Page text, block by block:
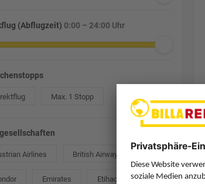
(Abflugzeit) 0:00 – 24:00 Uhr
Max. 1 Stopp
Airlines British Airways
Emirates Etihad Airways